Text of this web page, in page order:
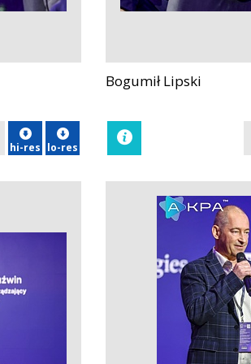
hi-res lo-res
zobacz
Bogumił Lipski